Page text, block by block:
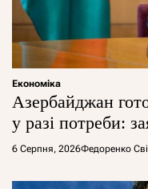
Економіка
Азербайджан
у разі потреби:
6 Серпня, 2026Федоренко